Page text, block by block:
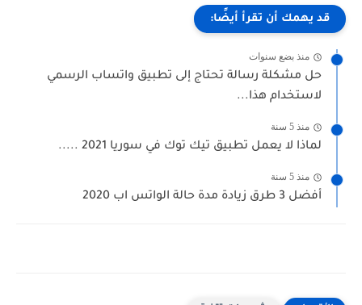
قد يهمك أن تقرأ أيضًا:
منذ بضع سنوات
حل مشكلة رسالة تحتاج إلى تطبيق واتساب الرسمي
لاستخدام هذا...
منذ 5 سنة
لماذا لا يعمل تطبيق تيك توك في سوريا 2021 .....
منذ 5 سنة
أفضل 3 طرق زيادة مدة حالة الواتس اب 2020